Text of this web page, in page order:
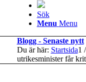
Sök
Menu Menu
Blogg - Senaste nytt
Du är här: Startsida1 /
utrikesminister får